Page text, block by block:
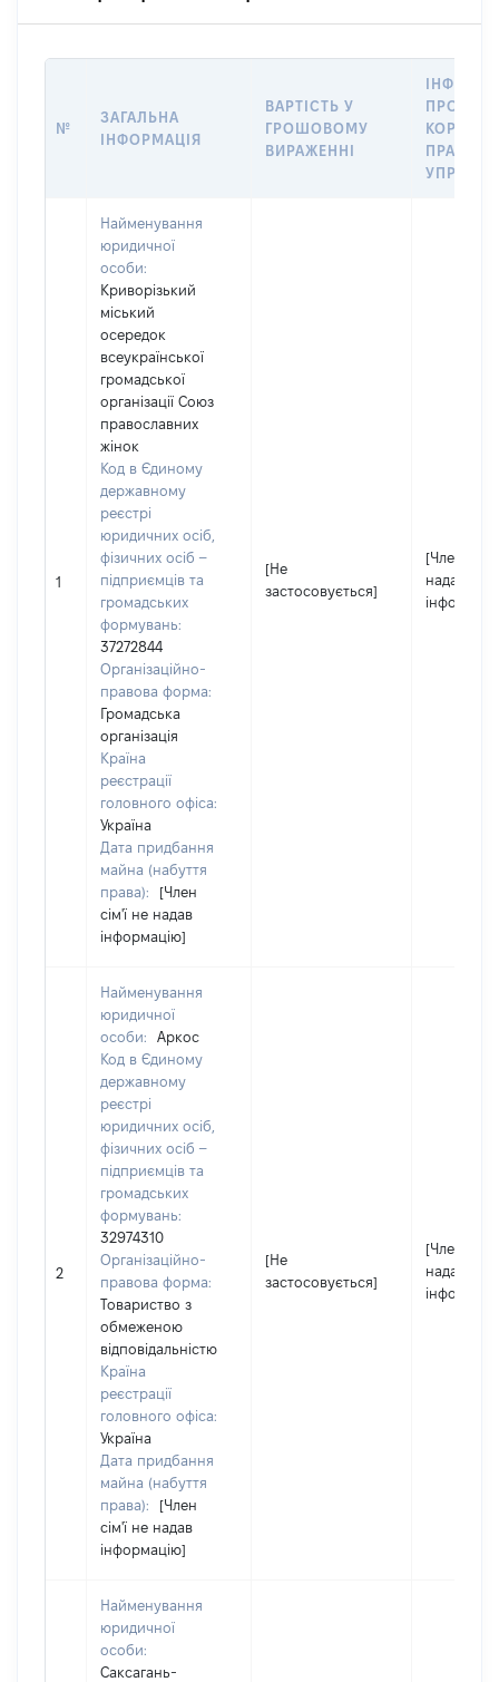
№
ЗАГАЛЬНА
ІНФОРМАЦІЯ
ВАРТІСТЬ У
ГРОШОВОМУ
ВИРАЖЕННІ
ПРО
ПРАВ В
1
Найменування
юридичної
особи:
Криворізький
міський
осередок
всеукраїнської
громадської
організації Союз
православних
жінок
Код в Єдиному
державному
реєстрі
юридичних осіб,
фізичних осіб –
підприємців та
громадських
формувань:
37272844
Організаційно-
правова форма:
Громадська
організація
Країна
реєстрації
головного офіса:
Україна
Дата придбання
майна (набуття
права):
[Член
сім'ї не надав
інформацію]
[Не
застосовується]
[Член
надав
2
Найменування
юридичної
особи:
Аркос
Код в Єдиному
державному
реєстрі
юридичних осіб,
фізичних осіб –
підприємців та
громадських
формувань:
32974310
Організаційно-
правова форма:
Товариство з
обмеженою
відповідальністю
Країна
реєстрації
головного офіса:
Україна
Дата придбання
майна (набуття
права):
[Член
сім'ї не надав
інформацію]
[Не
застосовується]
[Член
надав
Найменування
юридичної
особи:
Саксагань-